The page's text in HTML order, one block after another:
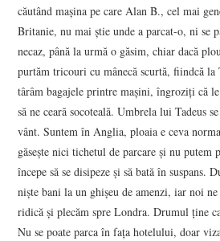
CARTE & FILM
SUSPANS
NUMĂRUL 48 /
MARTIE 2018
NUMĂRUL 49 /
APRILIE 2018
căutând maşina pe care Alan B., cel mai
Britanie, nu mai ştie unde a parcat-o, ni se
necaz, până la urmă o găsim, chiar dacă
purtăm tricouri cu mânecă scurtă, fiindcă la
târâm bagajele printre maşini, îngroziţi că
să ne ceară socoteală. Umbrela lui Tadeus
vânt. Suntem în Anglia, ploaia e ceva
găseşte nici tichetul de parcare şi nu putem
începe să se disipeze şi să bată în suspans.
nişte bani la un ghişeu de amenzi, iar noi
ridică şi plecăm spre Londra. Drumul ţine
Nu se poate parca în faţa hotelului, doar